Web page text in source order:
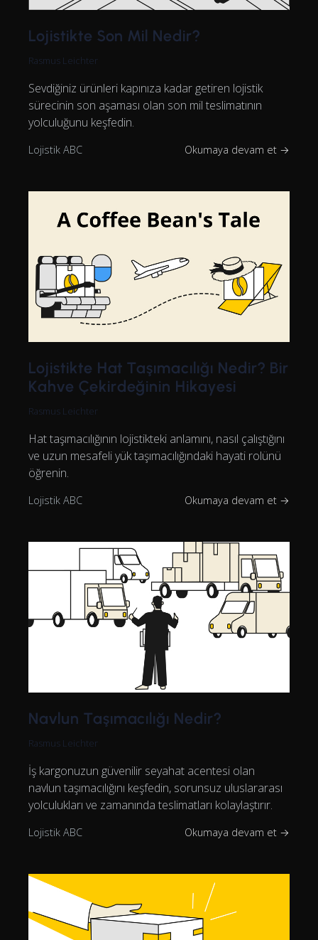
Lojistikte Son Mil Nedir?
Rasmus Leichter
Sevdiğiniz ürünleri kapınıza kadar getiren lojistik
sürecinin son aşaması olan son mil teslimatının
yolculuğunu keşfedin.
Lojistik ABC Okumaya devam et →
Lojistikte Hat Taşımacılığı Nedir? Bir
Kahve Çekirdeğinin Hikayesi
Rasmus Leichter
Hat taşımacılığının lojistikteki anlamını, nasıl çalıştığını
ve uzun mesafeli yük taşımacılığındaki hayati rolünü
öğrenin.
Lojistik ABC Okumaya devam et →
Navlun Taşımacılığı Nedir?
Rasmus Leichter
İş kargonuzun güvenilir seyahat acentesi olan
navlun taşımacılığını keşfedin, sorunsuz uluslararası
yolculukları ve zamanında teslimatları kolaylaştırır.
Lojistik ABC Okumaya devam et →